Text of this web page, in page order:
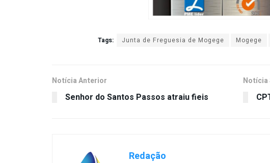
Tags: Junta de Freguesia de Mogege Mogege
Notícia Anterior
Senhor do Santos Passos atraiu fieis
Notícia
Redação